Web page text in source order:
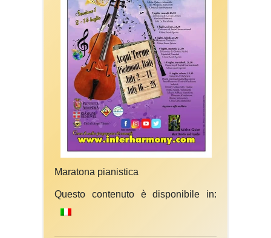
Maratona pianistica
Questo contenuto è disponibile in: